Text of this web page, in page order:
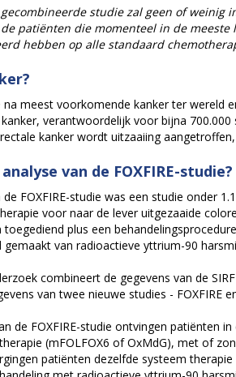
studie zal geen of weinig
patiënten die momenteel in de meeste
hebben op alle standaard
meest voorkomende kanker ter wereld
verantwoordelijk voor bijna
kanker wordt uitzaaiing
van de FOXFIRE-studie?
FOXFIRE-studie was een studie onder
voor naar de lever uitgezaaide
plus een
van radioactieve yttrium-90
combineert de gegevens van de
van twee nieuwe studies - FOXFIRE
de FOXFIRE-studie ontvingen patiënten
(mFOLFOX6 of OxMdG), met of
patiënten dezelfde systeem